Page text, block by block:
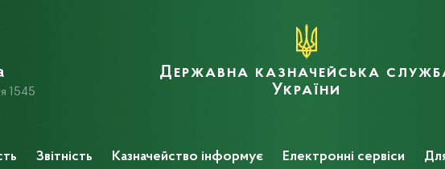
1545
Державна казначейська
України
Звітність Казначейство інформує Електронні сервіси